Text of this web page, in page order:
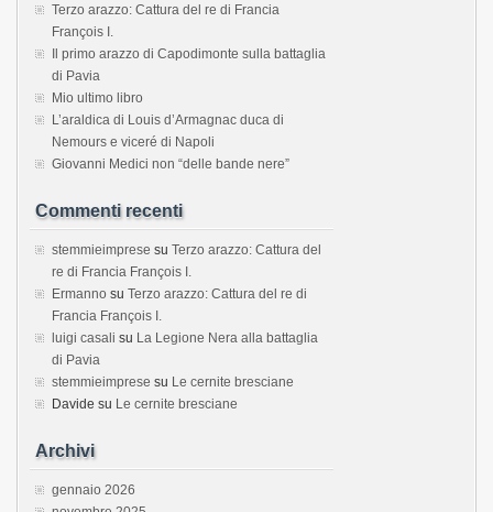
Terzo arazzo: Cattura del re di Francia
François I.
Il primo arazzo di Capodimonte sulla battaglia
di Pavia
Mio ultimo libro
L’araldica di Louis d’Armagnac duca di
Nemours e viceré di Napoli
Giovanni Medici non “delle bande nere”
Commenti recenti
stemmieimprese su Terzo arazzo: Cattura del
re di Francia François I.
Ermanno su Terzo arazzo: Cattura del re di
Francia François I.
luigi casali su La Legione Nera alla battaglia
di Pavia
stemmieimprese su Le cernite bresciane
Davide su Le cernite bresciane
Archivi
gennaio 2026